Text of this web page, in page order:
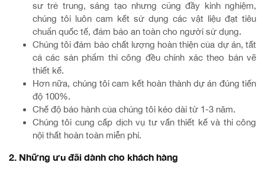
sư trẻ trung, sáng tạo nhưng cũng đầy kinh nghiệm,
chúng tôi luôn cam kết sử dụng các vật liệu đạt tiêu
chuẩn quốc tế, đảm bảo an toàn cho người sử dụng.
Chúng tôi đảm bảo chất lượng hoàn thiện của dự án, tất
cả các sản phẩm thi công đều chính xác theo bản vẽ
thiết kế.
Hơn nữa, chúng tôi cam kết hoàn thành dự án đúng tiến
độ 100%.
Chế độ bảo hành của chúng tôi kéo dài từ 1-3 năm.
Chúng tôi cung cấp dịch vụ tư vấn thiết kế và thi công
nội thất hoàn toàn miễn phí.
2. Những ưu đãi dành cho khách hàng